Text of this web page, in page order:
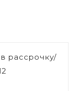
рассрочку/